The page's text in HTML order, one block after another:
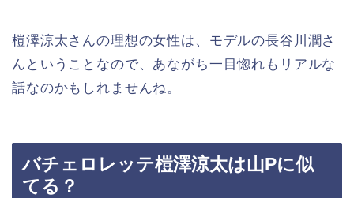
榿澤涼太さんの理想の女性は、モデルの長谷川潤さ
んということなので、あながち一目惚れもリアルな
話なのかもしれませんね。
バチェロレッテ榿澤涼太は山Pに似
てる？